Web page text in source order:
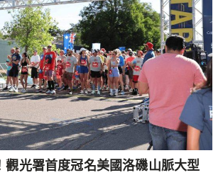
觀光署首度冠名美國洛磯山脈大型